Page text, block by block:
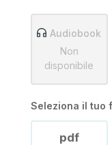
Audiobook
Non
disponibile
Seleziona il tuo
pdf